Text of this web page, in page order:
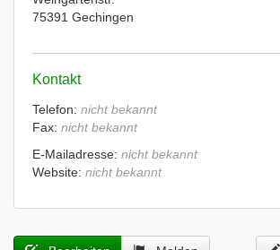
75391 Gechingen
Kontakt
Telefon: nicht bekannt
Fax: nicht bekannt
E-Mailadresse: nicht bekannt
Website: nicht bekannt